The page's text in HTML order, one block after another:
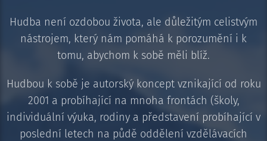
Hudba není ozdobou života, ale důležitým celistvým
nástrojem, který nám pomáhá k porozumění i k
tomu, abychom k sobě měli blíž.
Hudbou k sobě je autorský koncept vznikající od roku
2001 a probíhající na mnoha frontách (školy,
individuální výuka, rodiny a představení probíhající v
poslední letech na půdě oddělení vzdělávacích